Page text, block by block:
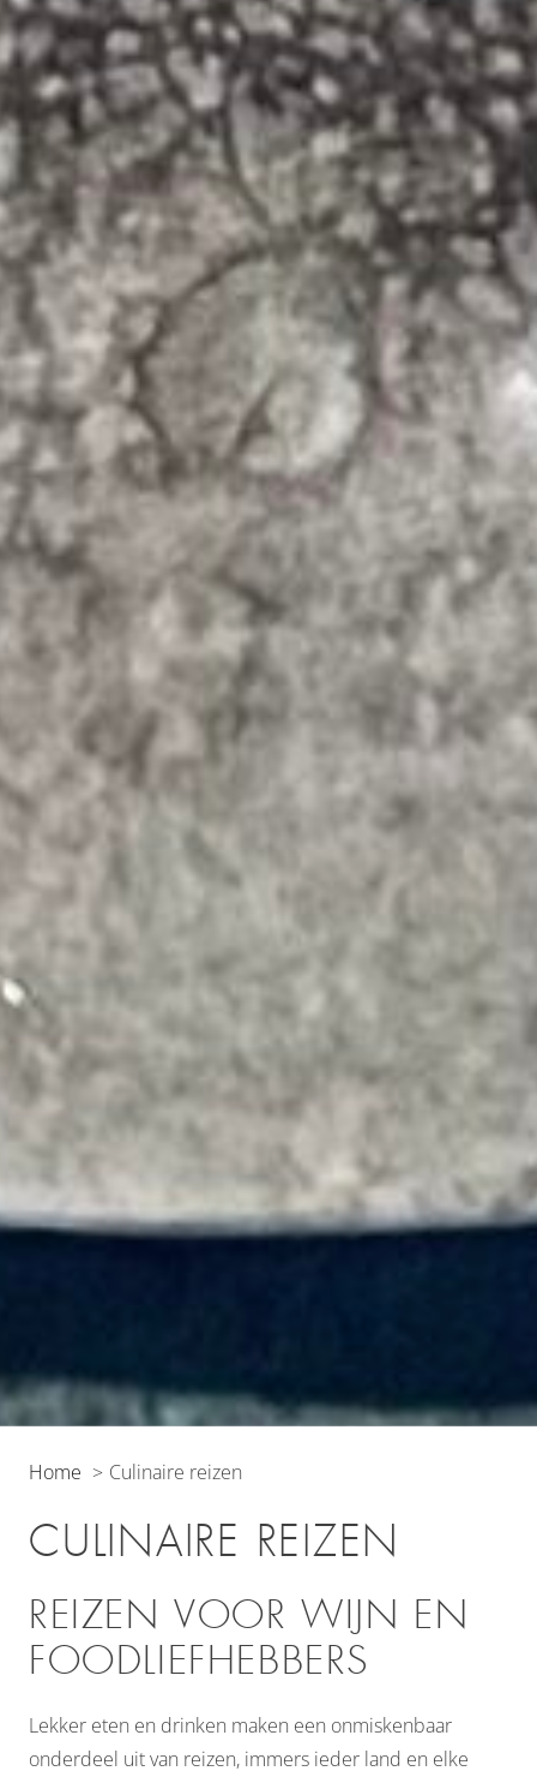
Home Culinaire reizen
CULINAIRE REIZEN
REIZEN VOOR WIJN EN
FOODLIEFHEBBERS
Lekker eten en drinken maken een onmiskenbaar
onderdeel uit van reizen, immers ieder land en elke